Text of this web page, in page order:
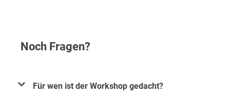
Noch Fragen?
Für wen ist der Workshop gedacht?